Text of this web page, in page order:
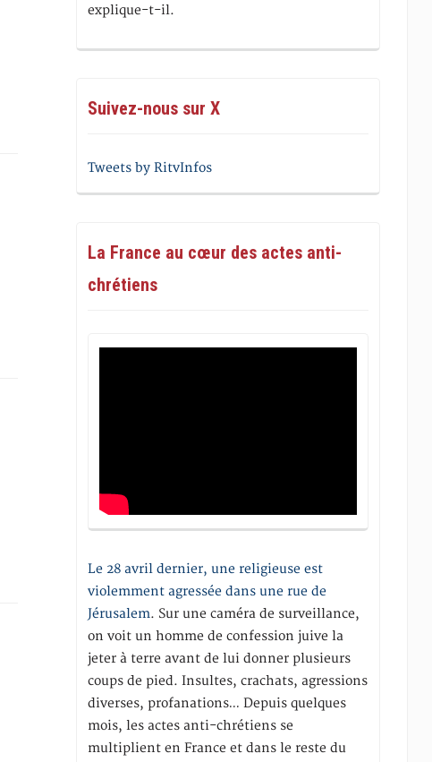
explique-t-il.
Suivez-nous sur X
Tweets by RitvInfos
La France au cœur des actes anti-
chrétiens
Le 28 avril dernier, une religieuse est
violemment agressée dans une rue de
Jérusalem. Sur une caméra de surveillance,
on voit un homme de confession juive la
jeter à terre avant de lui donner plusieurs
coups de pied. Insultes, crachats, agressions
diverses, profanations… Depuis quelques
mois, les actes anti-chrétiens se
multiplient en France et dans le reste du